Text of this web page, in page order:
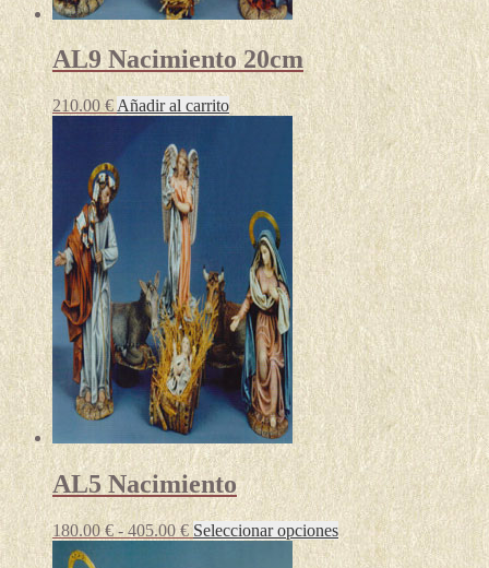
AL9 Nacimiento 20cm
210.00€ Añadir al carrito
AL5 Nacimiento
180.00€ - 405.00 €Rango
Seleccionar opcionesEste
producto